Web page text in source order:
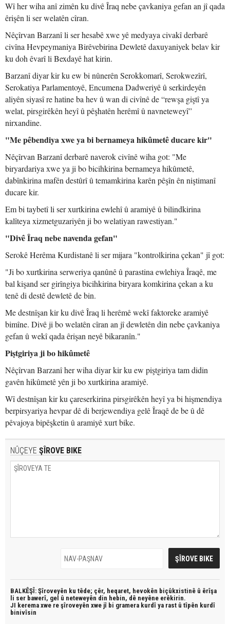
Wî her wiha anî zimên ku divê Îraq nebe çavkaniya gefan an jî qada
êrişên li ser welatên cîran.
Nêçîrvan Barzanî li ser hesabê xwe yê medyaya civakî derbarê
civîna Hevpeymaniya Birêvebirina Dewletê daxuyaniyek belav kir
ku doh êvarî li Bexdayê hat kirin.
Barzanî diyar kir ku ew bi nûnerên Serokkomarî, Serokwezîrî,
Serokatiya Parlamentoyê, Encumena Dadweriyê û serkirdeyên
aliyên siyasî re hatine ba hev û wan di civînê de “rewşa giştî ya
welat, pirsgirêkên heyî û pêşhatên herêmî û navneteweyî”
nirxandine.
"Me pêbendiya xwe ya bi bernameya hikûmetê ducare kir"
Nêçîrvan Barzanî derbarê naverok civînê wiha got: "Me
biryardariya xwe ya ji bo bicihkirina bernameya hikûmetê,
dabînkirina mafên destûrî û temamkirina karên pêşîn ên niştimanî
ducare kir.
Em bi taybetî li ser xurtkirina ewlehî û aramiyê û bilindkirina
kalîteya xizmetguzariyên ji bo welatiyan rawestiyan."
"Divê Îraq nebe navenda gefan"
Serokê Herêma Kurdistanê li ser mijara "kontrolkirina çekan" jî got:
"Ji bo xurtkirina serweriya qanûnê û parastina ewlehiya Îraqê, me
bal kişand ser girîngiya bicihkirina biryara komkirina çekan a ku
tenê di destê dewletê de bin.
Me destnîşan kir ku divê Îraq li herêmê wekî faktoreke aramiyê
bimîne. Divê ji bo welatên cîran an jî dewletên din nebe çavkaniya
gefan û wekî qada êrişan neyê bikaranîn."
Piştgiriya ji bo hikûmetê
Nêçîrvan Barzanî her wiha diyar kir ku ew piştgiriya tam didin
gavên hikûmetê yên ji bo xurtkirina aramiyê.
Wî destnîşan kir ku çareserkirina pirsgirêkên heyî ya bi hişmendiya
berpirsyariya hevpar dê di berjewendiya gelê Îraqê de be û dê
pêvajoya bipêşketin û aramiyê xurt bike.
NÛÇEYE ŞÎROVE BIKE
BALKÊŞÎ: Şîroveyên ku têde; çêr, heqaret, hevokên biçûkxistinê û êrîşa
li ser bawerî, gel û neteweyên din hebin, dê neyêne erêkirin.
JI kerema xwe re şîroveyên xwe jî bi gramera kurdî ya rast û tîpên kurdî
binivîsin